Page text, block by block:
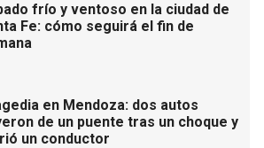
frío y ventoso en la ciudad de
Fe: cómo seguirá el fin de
en Mendoza: dos autos
de un puente tras un choque y
un conductor